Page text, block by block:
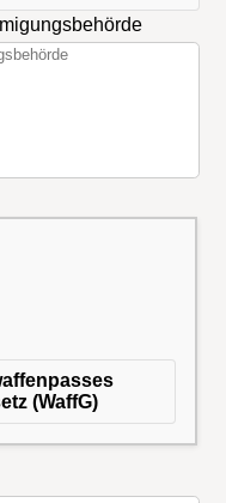
(WaffG)